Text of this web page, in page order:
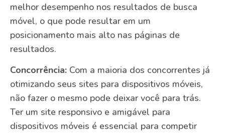
melhor desempenho nos resultados de busca
móvel, o que pode resultar em um
posicionamento mais alto nas páginas de
resultados.
Concorrência: Com a maioria dos concorrentes já
otimizando seus sites para dispositivos móveis,
não fazer o mesmo pode deixar você para trás.
Ter um site responsivo e amigável para
dispositivos móveis é essencial para competir